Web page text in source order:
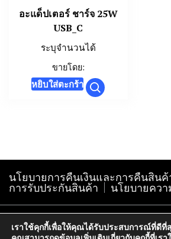
product
อะแด็ปเตอร์ ชาร์จ 25W
USB_C
ระบุจำนวนได้
ขายโดย:
หยิบใส่ตะกร้า
นโยบายการคืนเงินและการคืนสินค้
การรับประกันสินค้า นโยบายคว
Copyright@krokphra-
เราใช้คุกกี้เพื่อให้คุณได้รับประสบการณ์ที่ดีที่